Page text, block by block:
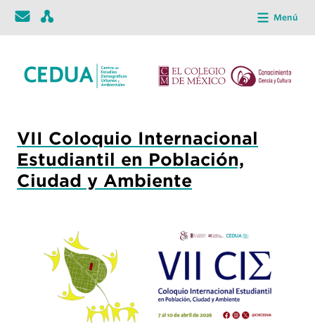
Menú
VII Coloquio Internacional
Estudiantil en Población,
Ciudad y Ambiente